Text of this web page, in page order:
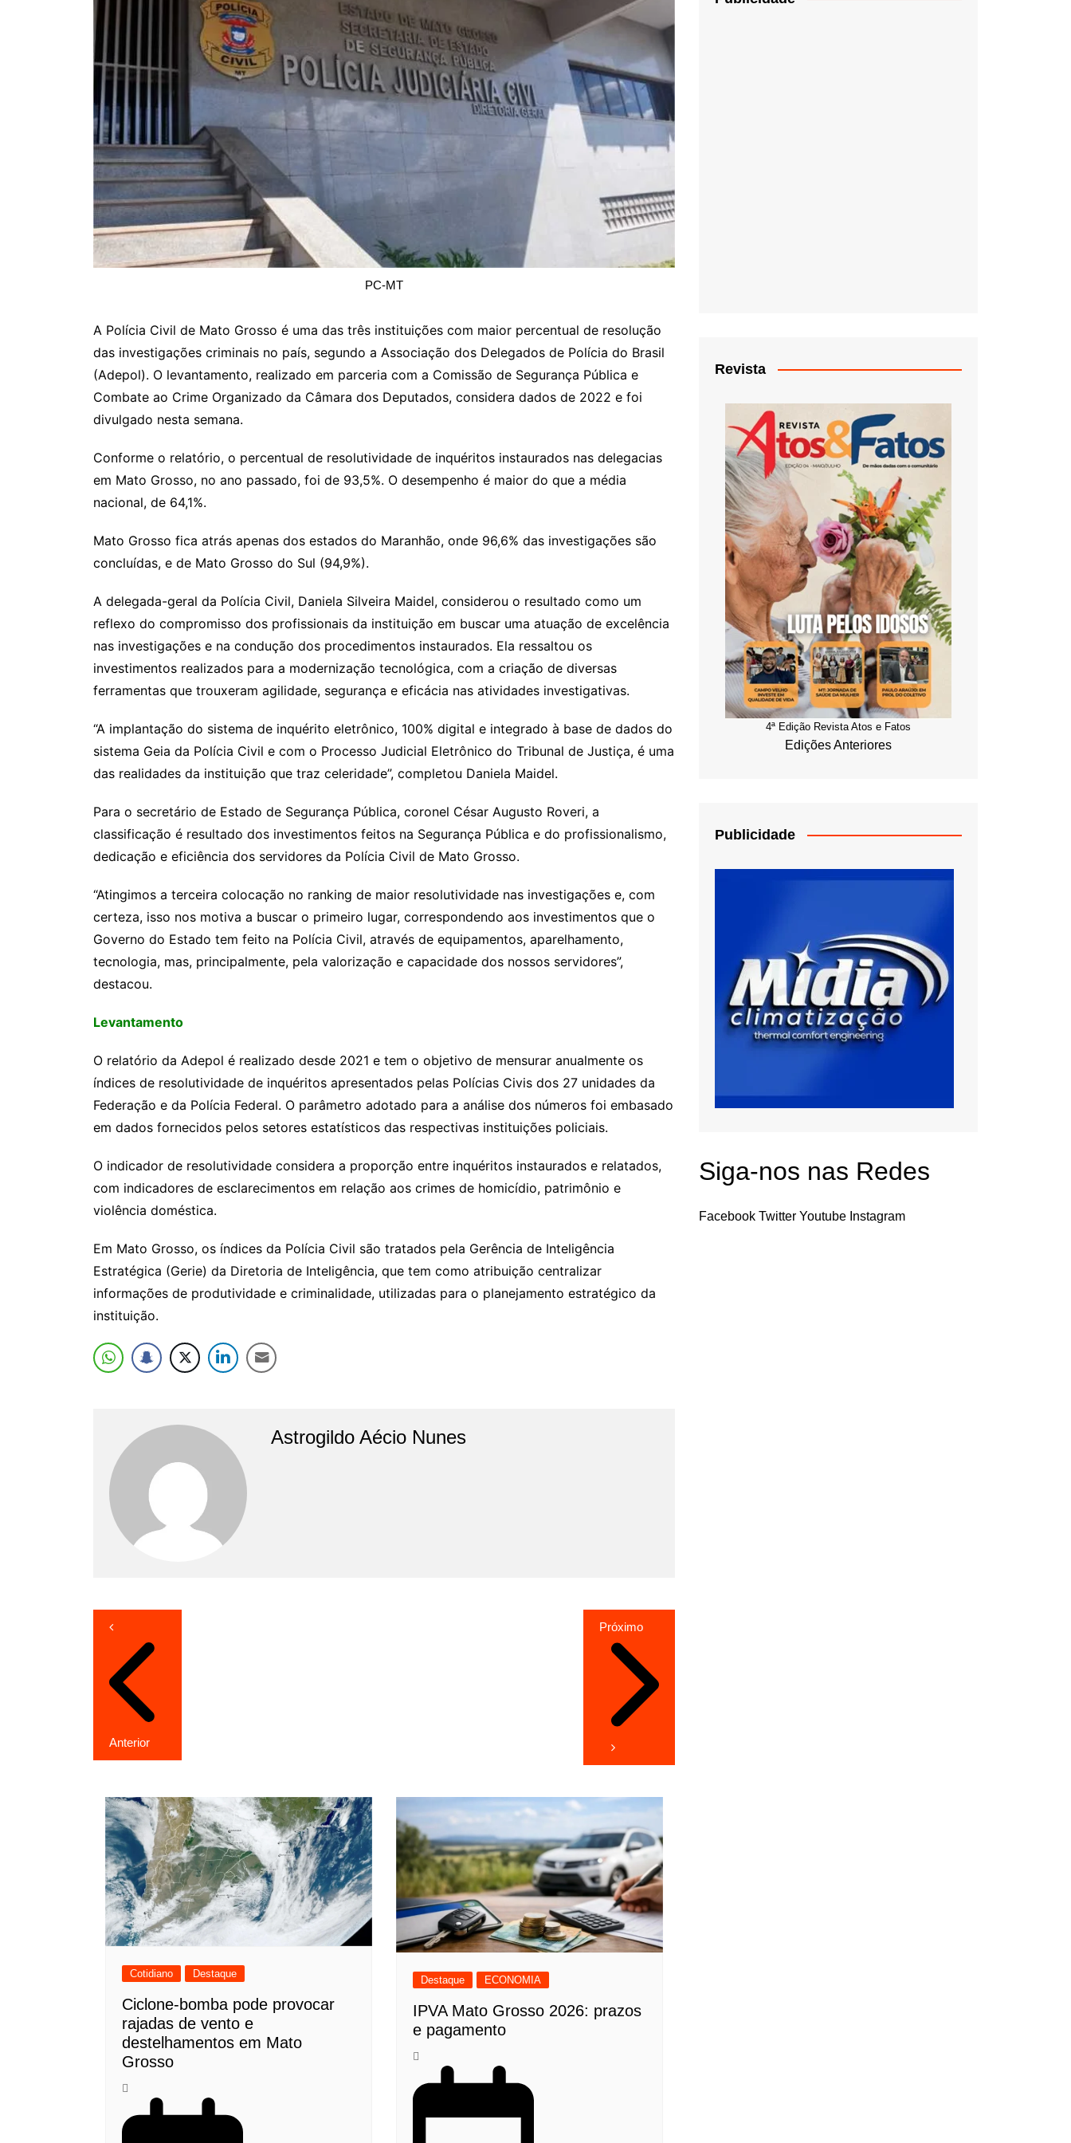
PC-MT
A Polícia Civil de Mato Grosso é uma das três instituições com maior percentual de resolução
das investigações criminais no país, segundo a Associação dos Delegados de Polícia do Brasil
(Adepol). O levantamento, realizado em parceria com a Comissão de Segurança Pública e
Combate ao Crime Organizado da Câmara dos Deputados, considera dados de 2022 e foi
divulgado nesta semana.
Conforme o relatório, o percentual de resolutividade de inquéritos instaurados nas delegacias
em Mato Grosso, no ano passado, foi de 93,5%. O desempenho é maior do que a média
nacional, de 64,1%.
Mato Grosso fica atrás apenas dos estados do Maranhão, onde 96,6% das investigações são
concluídas, e de Mato Grosso do Sul (94,9%).
A delegada-geral da Polícia Civil, Daniela Silveira Maidel, considerou o resultado como um
reflexo do compromisso dos profissionais da instituição em buscar uma atuação de excelência
nas investigações e na condução dos procedimentos instaurados. Ela ressaltou os
investimentos realizados para a modernização tecnológica, com a criação de diversas
ferramentas que trouxeram agilidade, segurança e eficácia nas atividades investigativas.
“A implantação do sistema de inquérito eletrônico, 100% digital e integrado à base de dados do
sistema Geia da Polícia Civil e com o Processo Judicial Eletrônico do Tribunal de Justiça, é uma
das realidades da instituição que traz celeridade”, completou Daniela Maidel.
Para o secretário de Estado de Segurança Pública, coronel César Augusto Roveri, a
classificação é resultado dos investimentos feitos na Segurança Pública e do profissionalismo,
dedicação e eficiência dos servidores da Polícia Civil de Mato Grosso.
“Atingimos a terceira colocação no ranking de maior resolutividade nas investigações e, com
certeza, isso nos motiva a buscar o primeiro lugar, correspondendo aos investimentos que o
Governo do Estado tem feito na Polícia Civil, através de equipamentos, aparelhamento,
tecnologia, mas, principalmente, pela valorização e capacidade dos nossos servidores”,
destacou.
Levantamento
O relatório da Adepol é realizado desde 2021 e tem o objetivo de mensurar anualmente os
índices de resolutividade de inquéritos apresentados pelas Polícias Civis dos 27 unidades da
Federação e da Polícia Federal. O parâmetro adotado para a análise dos números foi embasado
em dados fornecidos pelos setores estatísticos das respectivas instituições policiais.
O indicador de resolutividade considera a proporção entre inquéritos instaurados e relatados,
com indicadores de esclarecimentos em relação aos crimes de homicídio, patrimônio e
violência doméstica.
Em Mato Grosso, os índices da Polícia Civil são tratados pela Gerência de Inteligência
Estratégica (Gerie) da Diretoria de Inteligência, que tem como atribuição centralizar
informações de produtividade e criminalidade, utilizadas para o planejamento estratégico da
instituição.
Astrogildo Aécio Nunes
Navegação
Post
Anterior
Próximo
Cotidiano Destaque
Ciclone-bomba pode provocar
rajadas de vento e
destelhamentos em Mato
Grosso
Destaque ECONOMIA
IPVA Mato Grosso 2026: prazos
e pagamento
Revista
4ª Edição Revista Atos e Fatos
Edições Anteriores
Publicidade
Siga-nos nas Redes
Facebook Twitter Youtube Instagram